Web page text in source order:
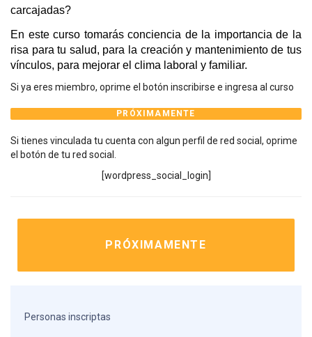
carcajadas?
En este curso tomarás conciencia de la importancia de la
risa para tu salud, para la creación y mantenimiento de tus
vínculos, para mejorar el clima laboral y familiar.
Si ya eres miembro, oprime el botón inscribirse e ingresa al curso
PRÓXIMAMENTE
Si tienes vinculada tu cuenta con algun perfil de red social, oprime
el botón de tu red social.
[wordpress_social_login]
PRÓXIMAMENTE
Personas inscriptas